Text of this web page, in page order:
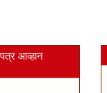
आव्हान